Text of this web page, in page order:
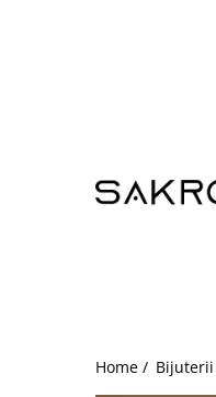
Pandantive
Home /